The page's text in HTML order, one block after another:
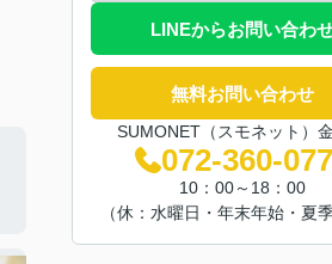
LINEからお問い合わ
無料お問い合わせ
SUMONET（スモネット）
072-360-
10：00～18：00
（休：水曜日・年末年始・夏